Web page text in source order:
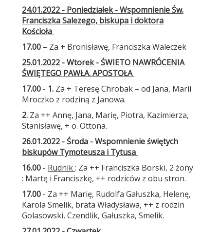
24.01.2022 - Poniedziałek - Wspomnienie Św.
Franciszka Salezego, biskupa i doktora
Kościoła
17.00 – Za + Bronisławę, Franciszka Waleczek
25.01.2022 - Wtorek - ŚWIETO NAWRÓCENIA
ŚWIĘTEGO PAWŁA. APOSTOŁA
17.00 - 1. Za + Teresę Chrobak – od Jana, Marii
Mroczko z rodziną z Janowa.
2. Za ++ Annę, Jana, Marię, Piotra, Kazimierza,
Stanisławę, + o. Ottona.
26.01.2022 - Środa - Wspomnienie świętych
biskupów Tymoteusza i Tytusa
16.00 - Rudnik: Za ++ Franciszka Borski, 2 żony
: Martę i Franciszkę, ++ rodziców z obu stron.
17.00 - Za ++ Marię, Rudolfa Gałuszka, Helenę,
Karola Smelik, brata Władysława, ++ z rodzin
Golasowski, Czendlik, Gałuszka, Smelik.